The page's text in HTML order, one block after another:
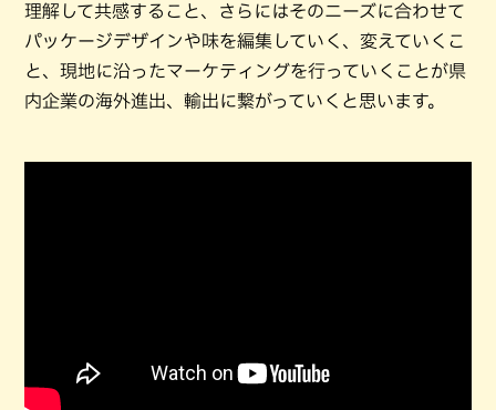
理解して共感すること、さらにはそのニーズに合わせて
パッケージデザインや味を編集していく、変えていくこ
と、現地に沿ったマーケティングを行っていくことが県
内企業の海外進出、輸出に繋がっていくと思います。